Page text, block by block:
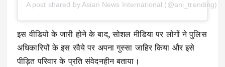
A post shared by Asian News International (@ani_trending)
इस वीडियो के जारी होने के बाद, सोशल मीडिया पर लोगों ने पुलिस
अधिकारियों के इस रवैये पर अपना गुस्सा जाहिर किया और इसे
पीड़ित परिवार के प्रति संवेदनहीन बताया।